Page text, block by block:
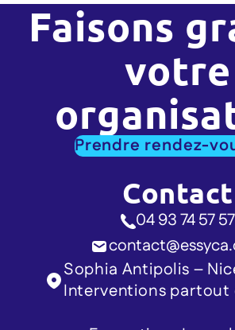
Faisons
votre
Prendre rendez-
Contact
04 93 74 57 57
Sophia Antipolis –
Interventions partout